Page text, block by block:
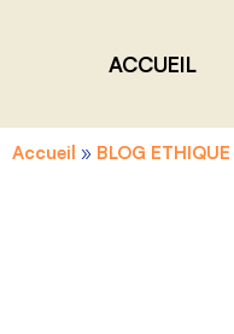
ACCUEIL
Accueil » BLOG ETHIQUE